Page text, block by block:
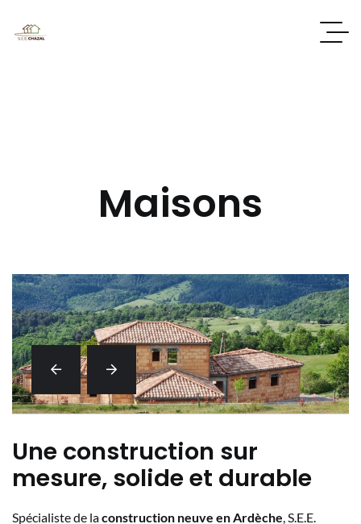
Maisons
Une construction sur
mesure, solide et durable
Spécialiste de laconstruction neuve en Ardèche, S.E.E.